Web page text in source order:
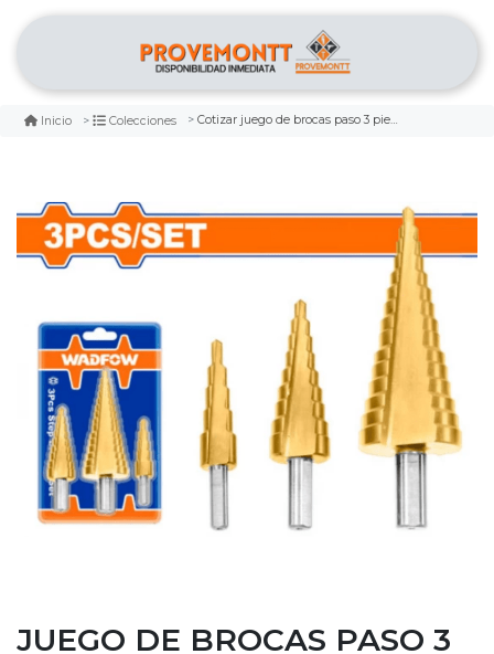
Inicio Colecciones Cotizar juego de brocas paso 3 piezas wadfow
JUEGO DE BROCAS PASO 3